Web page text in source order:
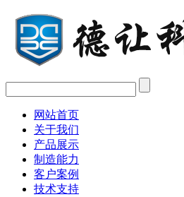
网站首页
关于我们
产品展示
制造能力
客户案例
技术支持